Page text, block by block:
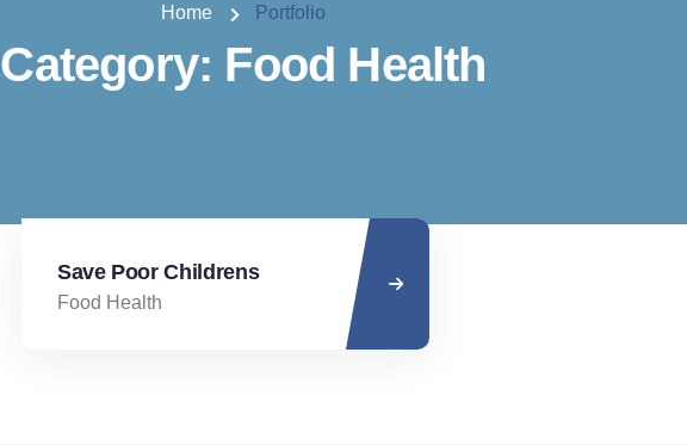
Home Portfolio
Category: Food Health
Save Poor Childrens
Food Health